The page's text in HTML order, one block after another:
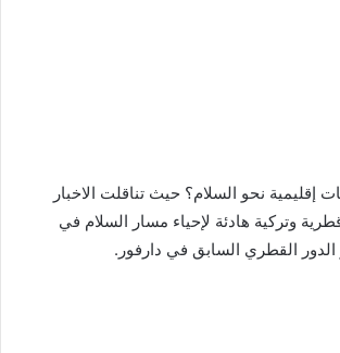
إقليمية نحو السلام؟ حيث تناقلت الاخبار
وتركية هادئة لإحياء مسار السلام في
القطري السابق في دارفور.